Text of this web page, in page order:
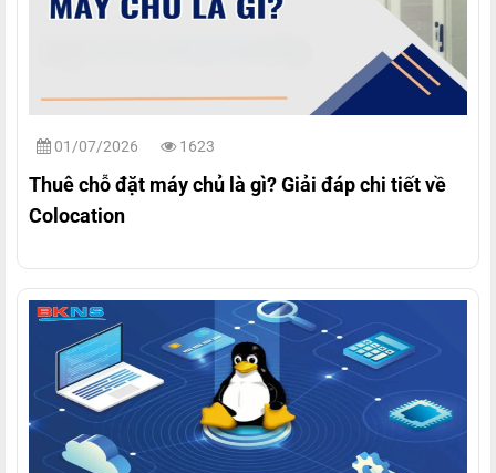
01/07/2026 1623
Thuê chỗ đặt máy chủ là gì? Giải đáp chi tiết về
Colocation